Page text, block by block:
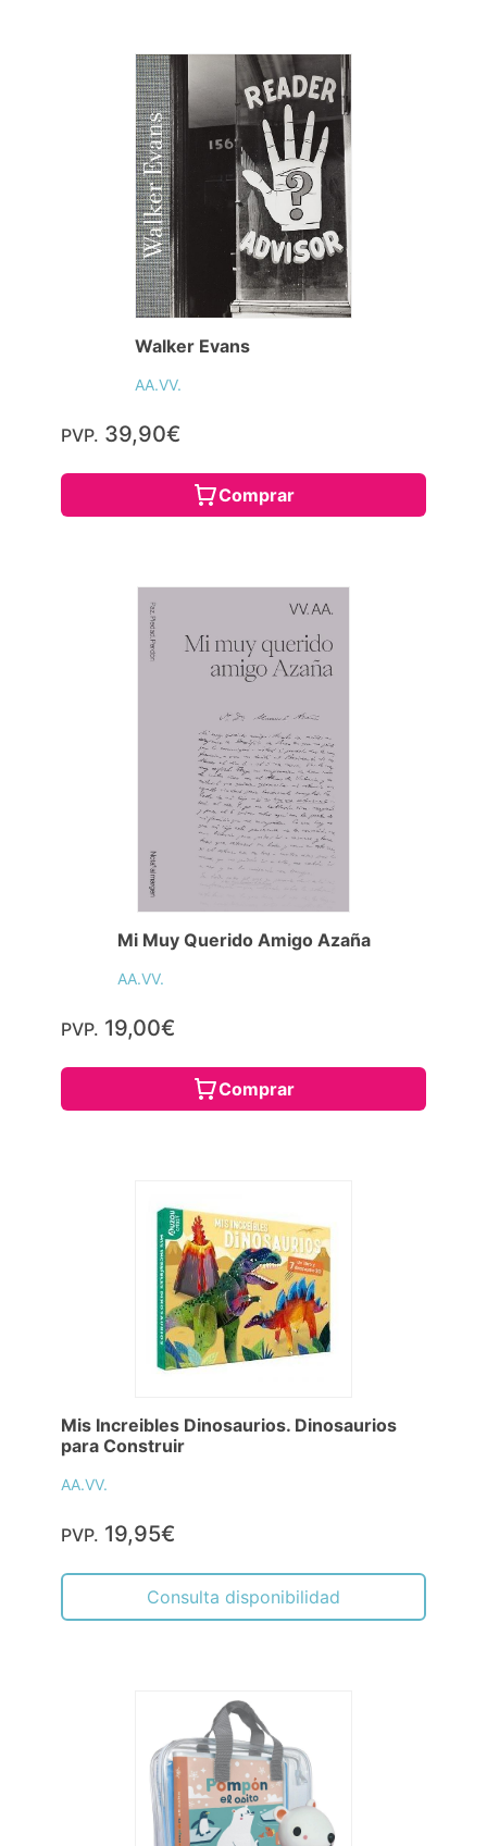
Walker Evans
AA.VV.
PVP. 39,90€
Comprar
Mi Muy Querido Amigo Azaña
AA.VV.
PVP. 19,00€
Comprar
Mis Increibles Dinosaurios. Dinosaurios
para Construir
AA.VV.
PVP. 19,95€
Consulta disponibilidad